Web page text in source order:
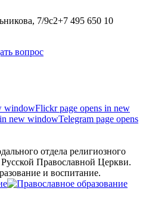
7/9с2+7 495 650 10
вопрос
windowFlickr page opens in new
new windowTelegram page opens
отдела религиозного
Православной Церкви.
и воспитание.